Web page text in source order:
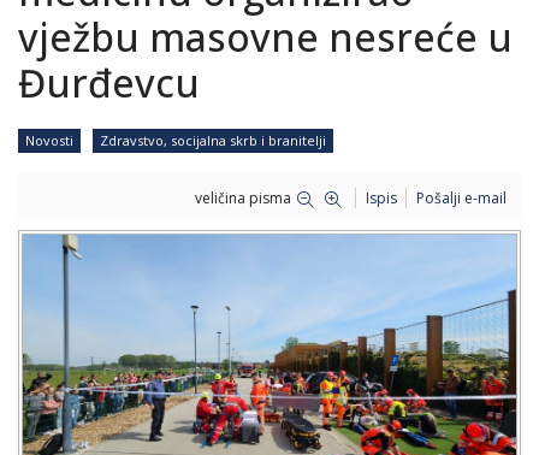
vježbu masovne nesreće u
Đurđevcu
Novosti Zdravstvo, socijalna skrb i branitelji
veličina pisma Ispis Pošalji e-mail